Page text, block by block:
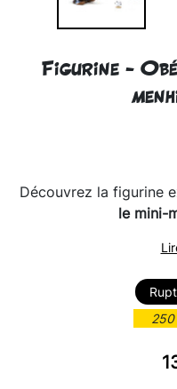
Figurine -
Découvrez la figurine
le mini-
250